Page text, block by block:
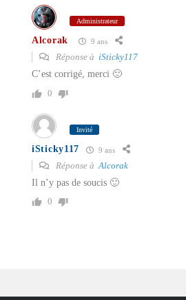
Administrateur
Alcorak 9 ans
Réponse à iSticky117
C’est corrigé, merci 🙂
0
Invité
iSticky117 9 ans
Réponse àAlcorak
Il n’y pas de soucis 🙂
0